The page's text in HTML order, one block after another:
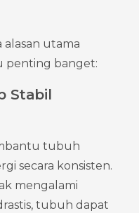
alasan utama
penting banget:
Stabil
tubuh
secara konsisten.
mengalami
tubuh dapat